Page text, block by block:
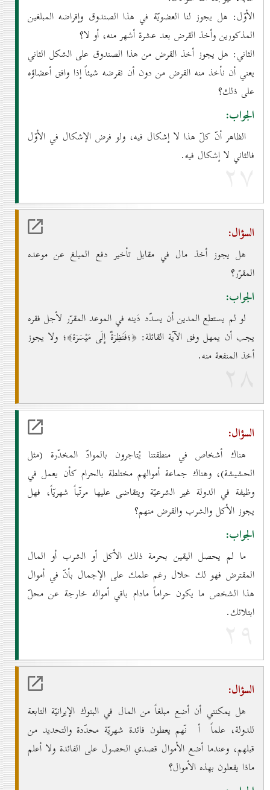
الأوّل: هل يجوز لنا العضويّة في هذا الصندوق وإقراضه المبلغين
المذكورين وأخذ القرض بعد عشرة أشهر منه، أو لا؟
الثاني: هل يجوز أخذ القرض من هذا الصندوق على الشكل الثاني
يعني أن نأخذ منه القرض من دون أن نقرضه شيئاً إذا وافق أعضاؤه
على ذلك؟
الجواب:
الظاهر أنّ كلّ هذا لا إشكال فيه، ولو فرض الإشكال في الأوّل
فالثاني لا إشكال فيه.
۲۷
السؤال:
هل يجوز أخذ مال في مقابل تأخير دفع المبلغ عن موعده
المقرّر؟
الجواب:
لو لم يستطع المدين أن يسدّد دَينه في الموعد المقرّر لأجل فقره
يجب أن يمهل وفق الآية القائلة: ﴿؛فَنَظِرَةٌ إِلَى مَيْسَرَة﴾؛ ولا يجوز
أخذ المنفعة منه.
۲۸
السؤال:
هناك أشخاص في منطقتنا يُتاجرون بالموادّ المخدّرة (مثل
الحشيشة)، وهناك جماعة أموالهم مختلطة بالحرام كأن يعمل في
وظيفة في الدولة غير الشرعيّة ويتقاضى عليها مرتّباً شهريّاً، فهل
يجوز الأكل والشرب والقرض منهم؟
الجواب:
ما لم يحصل اليقين بحرمة ذلك الأكل أو الشرب أو المال
المقترض فهو لك حلال رغم علمك على الإجمال بأنّ في أموال
هذا الشخص ما يكون حراماً مادام باقي أمواله خارجة عن محلّ
ابتلائك.
۲۹
السؤال:
هل يمكنني أن أضع مبلغاً من المال في البنوك الإيرانيّة التابعة
للدولة، علماً أ نّهم يعطون فائدة شهريّة محدّدة والتحديد من
قبلهم، وعندما أضع الأموال قصدي الحصول على الفائدة ولا أعلم
ماذا يفعلون بهذه الأموال؟